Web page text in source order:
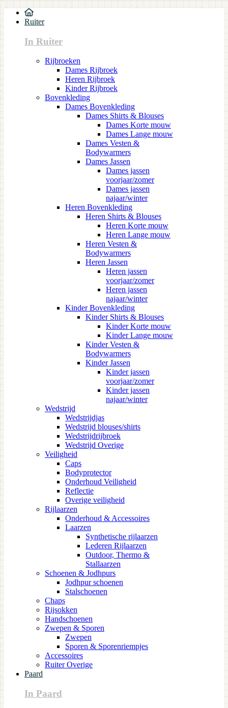
Ruiter
In Ruiter
Rijbroeken
Dames Rijbroek
Heren Rijbroek
Kinder Rijbroek
Bovenkleding
Dames Bovenkleding
Dames Shirts & Blouses
Dames Korte mouw
Dames Lange mouw
Dames Vesten &
Bodywarmers
Dames Jassen
Dames jassen
voorjaar/zomer
Dames jassen
najaar/winter
Heren Bovenkleding
Heren Shirts & Blouses
Heren Korte mouw
Heren Lange mouw
Heren Vesten &
Bodywarmers
Heren Jassen
Heren jassen
voorjaar/zomer
Heren jassen
najaar/winter
Kinder Bovenkleding
Kinder Shirts & Blouses
Kinder Korte mouw
Kinder Lange mouw
Kinder Vesten &
Bodywarmers
Kinder Jassen
Kinder jassen
voorjaar/zomer
Kinder jassen
najaar/winter
Wedstrijd
Wedstrijdjas
Wedstrijd blouses/shirts
Wedstrijdrijbroek
Wedstrijd Overige
Veiligheid
Caps
Bodyprotector
Onderhoud Veiligheid
Reflectie
Overige veiligheid
Rijlaarzen
Onderhoud & Accessoires
Laarzen
Synthetische rijlaarzen
Lederen Rijlaarzen
Outdoor, Thermo &
Stallaarzen
Schoenen & Jodhpurs
Jodhpur schoenen
Stalschoenen
Chaps
Rijsokken
Handschoenen
Zwepen & Sporen
Zwepen
Sporen & Sporenriempjes
Accessoires
Ruiter Overige
Paard
In Paard